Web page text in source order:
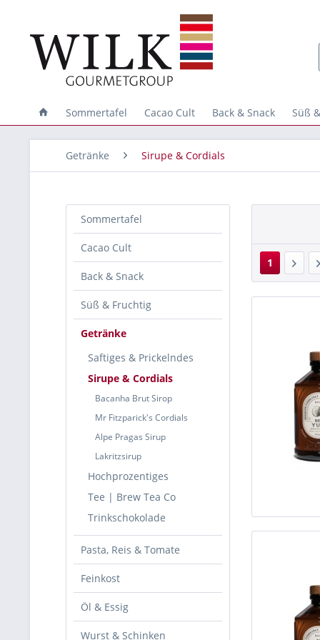
Sommertafel Cacao Cult Back & Snack Süß
Getränke Sirupe & Cordials
Sommertafel
Cacao Cult
Back & Snack
Süß & Fruchtig
Getränke
Saftiges & Prickelndes
Sirupe & Cordials
Bacanha Brut Sirop
Mr Fitzparick's Cordials
Alpe Pragas Sirup
Lakritzsirup
Hochprozentiges
Tee | Brew Tea Co
Trinkschokolade
Pasta, Reis & Tomate
Feinkost
Öl & Essig
Wurst & Schinken
1